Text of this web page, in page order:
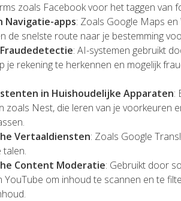
zoals Facebook voor het taggen van
Navigatie-apps: Zoals Google Maps
de snelste route naar je bestemming
: AI-systemen gebruikt
je rekening te herkennen en mogelijk
in Huishoudelijke Apparaten:
zoals Nest, die leren van je voorkeuren
Vertaaldiensten: Zoals Google
talen.
Content Moderatie: Gebruikt door
YouTube om inhoud te scannen en te